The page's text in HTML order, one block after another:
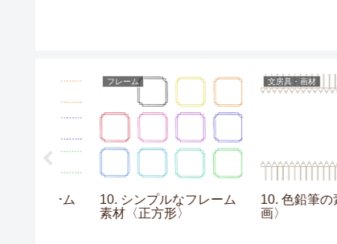
フレーム
10. シンプルなフレーム
素材〈正方形〉
文房具・画材
10. 色鉛筆の素材